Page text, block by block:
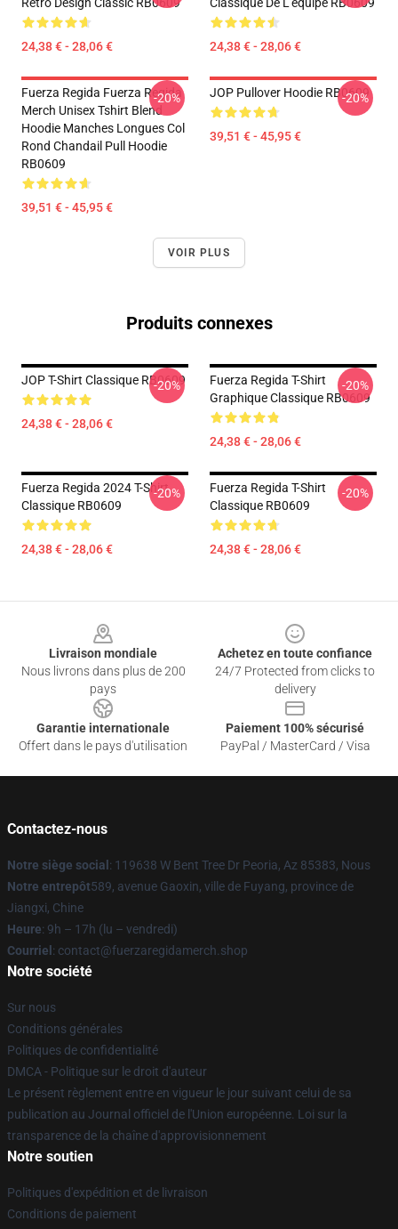
24,38 € - 28,06 € 24,38 € - 28,06 €
Fuerza Regida Fuerza Regida
Merch Unisex Tshirt Blend
Hoodie Manches Longues Col
Rond Chandail Pull Hoodie
RB0609
39,51 € - 45,95 €
-20% JOP Pullover Hoodie RB0609
39,51 € - 45,95 €
-20%
VOIR PLUS
Produits connexes
JOP T-Shirt Classique RB0609
24,38 € - 28,06 €
-20%
Fuerza Regida T-Shirt
Graphique Classique RB0609
24,38 € - 28,06 €
-20%
Fuerza Regida 2024 T-Shirt
Classique RB0609
24,38 € - 28,06 €
-20%
Fuerza Regida T-Shirt
Classique RB0609
24,38 € - 28,06 €
-20%
Livraison mondiale
Nous livrons dans plus de 200
pays
Achetez en toute confiance
24/7 Protected from clicks to
delivery
Garantie internationale
Offert dans le pays d'utilisation
Paiement 100% sécurisé
PayPal / MasterCard / Visa
Contactez-nous
Notre siège social : 119638 W Bent Tree Dr Peoria, Az 85383, Nous
Notre entrepôt589, avenue Gaoxin, ville de Fuyang, province de
Jiangxi, Chine
Heure: 9h – 17h (lu – vendredi)
Courriel : contact@fuerzaregidamerch.shop
Notre société
Sur nous
Conditions générales
Politiques de confidentialité
DMCA - Politique sur le droit d'auteur
Le présent règlement entre en vigueur le jour suivant celui de sa
publication au Journal officiel de l'Union européenne. Loi sur la
transparence de la chaîne d'approvisionnement
Notre soutien
Politiques d'expédition et de livraison
Conditions de paiement